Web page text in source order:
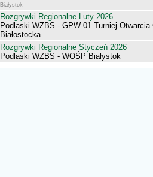
Białystok
Rozgrywki Regionalne Luty 2026
Podlaski WZBS - GPW-01 Turniej Otwarcia
Białostocka
Rozgrywki Regionalne Styczeń 2026
Podlaski WZBS - WOŚP Białystok